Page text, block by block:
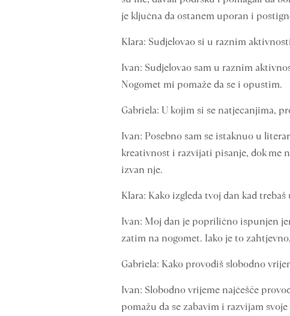
je ključna da ostanem uporan i
Klara: Sudjelovao si u raznim
Ivan: Sudjelovao sam u raznim
Nogomet mi pomaže da se i opustim.
Gabriela: U kojim si se natjecanjima,
Ivan: Posebno sam se istaknuo u
kreativnost i razvijati pisanje, dok
izvan nje.
Klara: Kako izgleda tvoj dan kad
Ivan: Moj dan je poprilično ispunjen
zatim na nogomet. Iako je to
Gabriela: Kako provodiš slobodno
Ivan: Slobodno vrijeme najčešće
pomažu da se zabavim i razvijam